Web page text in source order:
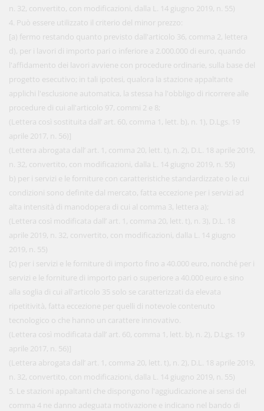
n. 32, convertito, con modificazioni, dalla L. 14 giugno 2019, n. 55)
4. Può essere utilizzato il criterio del minor prezzo:
[a) fermo restando quanto previsto dall'articolo 36, comma 2, lettera
d), per i lavori di importo pari o inferiore a 2.000.000 di euro, quando
l'affidamento dei lavori avviene con procedure ordinarie, sulla base del
progetto esecutivo; in tali ipotesi, qualora la stazione appaltante
applichi l'esclusione automatica, la stessa ha l'obbligo di ricorrere alle
procedure di cui all'articolo 97, commi 2 e 8;
(Lettera così sostituita dall’ art. 60, comma 1, lett. b), n. 1), D.Lgs. 19
aprile 2017, n. 56)]
(Lettera abrogata dall’ art. 1, comma 20, lett. t), n. 2), D.L. 18 aprile 2019,
n. 32, convertito, con modificazioni, dalla L. 14 giugno 2019, n. 55)
b) per i servizi e le forniture con caratteristiche standardizzate o le cui
condizioni sono definite dal mercato, fatta eccezione per i servizi ad
alta intensità di manodopera di cui al comma 3, lettera a);
(Lettera così modificata dall’ art. 1, comma 20, lett. t), n. 3), D.L. 18
aprile 2019, n. 32, convertito, con modificazioni, dalla L. 14 giugno
2019, n. 55)
[c) per i servizi e le forniture di importo fino a 40.000 euro, nonché per i
servizi e le forniture di importo pari o superiore a 40.000 euro e sino
alla soglia di cui all'articolo 35 solo se caratterizzati da elevata
ripetitività, fatta eccezione per quelli di notevole contenuto
tecnologico o che hanno un carattere innovativo.
(Lettera così modificata dall’ art. 60, comma 1, lett. b), n. 2), D.Lgs. 19
aprile 2017, n. 56)]
(Lettera abrogata dall’ art. 1, comma 20, lett. t), n. 2), D.L. 18 aprile 2019,
n. 32, convertito, con modificazioni, dalla L. 14 giugno 2019, n. 55)
5. Le stazioni appaltanti che dispongono l'aggiudicazione ai sensi del
comma 4 ne danno adeguata motivazione e indicano nel bando di